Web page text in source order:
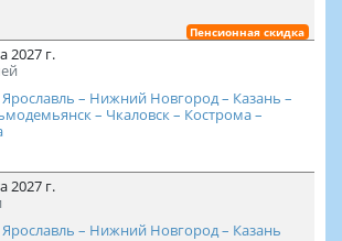
Пенсионная скидка
2027 г.
– Нижний Новгород – Казань –
– Чкаловск – Кострома –
2027 г.
– Нижний Новгород – Казань